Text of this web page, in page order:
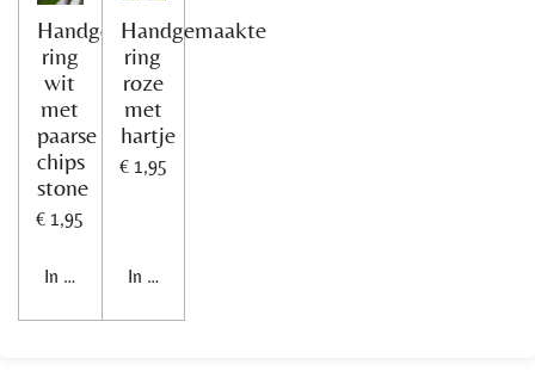
Handgemaakte
ring
wit
met
paarse
chips
stone
€ 1,95
In winkelwagen
Handgemaakte
ring
roze
met
hartje
€ 1,95
In winkelwagen